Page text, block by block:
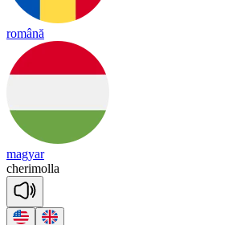
română
magyar
cherimolla